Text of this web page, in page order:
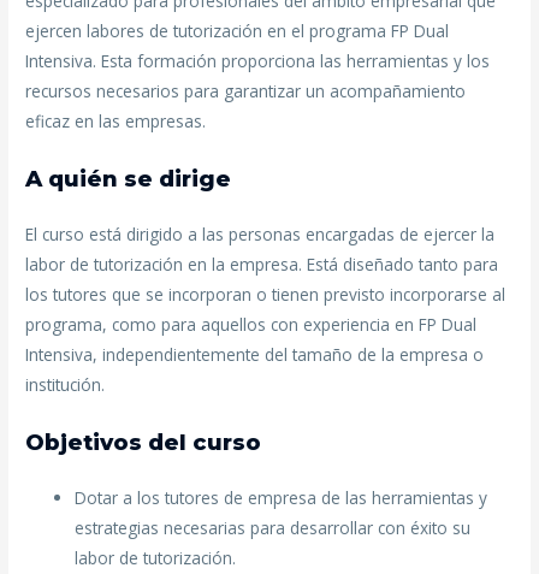
ejercen labores de tutorización en el programa FP Dual
Intensiva. Esta formación proporciona las herramientas y los
recursos necesarios para garantizar un acompañamiento
eficaz en las empresas.
A quién se dirige
El curso está dirigido a las personas encargadas de ejercer la
labor de tutorización en la empresa. Está diseñado tanto para
los tutores que se incorporan o tienen previsto incorporarse al
programa, como para aquellos con experiencia en FP Dual
Intensiva, independientemente del tamaño de la empresa o
institución.
Objetivos del curso
Dotar a los tutores de empresa de las herramientas y
estrategias necesarias para desarrollar con éxito su
labor de tutorización.